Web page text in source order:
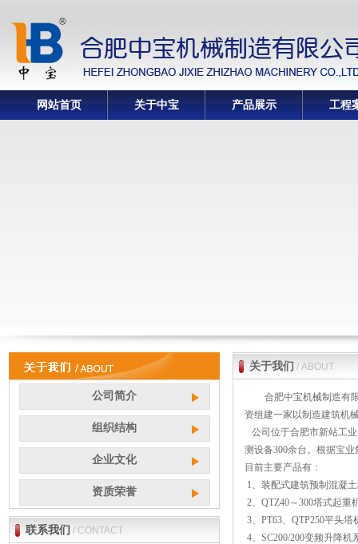
网站首页 关于中宝 产品展示 工程
公司简介
组织结构
企业文化
资质荣誉
联系我们 / CONTACT
关于我们 / ABOUT
合肥中宝机械制造有
资组建一家以制造建筑
公司位于合肥市新站工
测设备300余台。根据宝
目前主要产品有：
1、装配式建筑预制混凝
2、QTZ40～300塔式起
3、PT63、 QTP250平头
4、SC200/200变频升降机